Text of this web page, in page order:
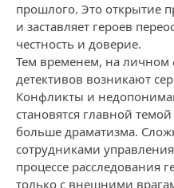
прошлого. Это открытие
и заставляет героев
честность и доверие.
Тем временем, на личном
детективов возникают
Конфликты и
становятся главной
больше драматизма.
сотрудниками
процессе расследования
только с внешними